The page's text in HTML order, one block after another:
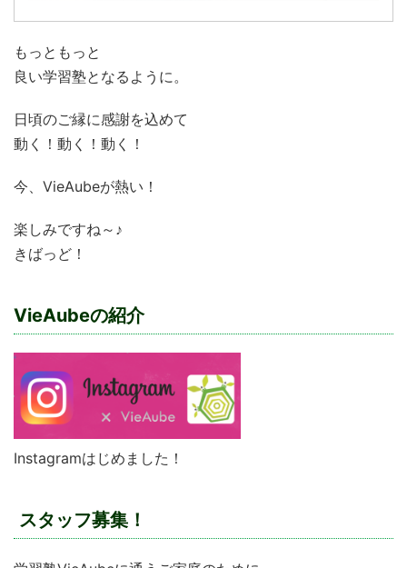
もっともっと
良い学習塾となるように。
日頃のご縁に感謝を込めて
動く！動く！動く！
今、VieAubeが熱い！
楽しみですね～♪
きばっど！
VieAubeの紹介
Instagramはじめました！
スタッフ募集！